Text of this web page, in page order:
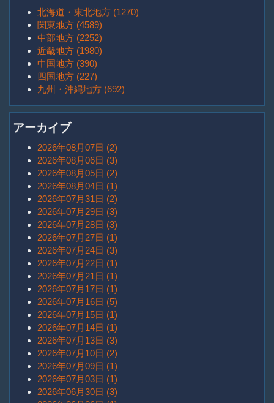
北海道・東北地方 (1270)
関東地方 (4589)
中部地方 (2252)
近畿地方 (1980)
中国地方 (390)
四国地方 (227)
九州・沖縄地方 (692)
アーカイブ
2026年08月07日 (2)
2026年08月06日 (3)
2026年08月05日 (2)
2026年08月04日 (1)
2026年07月31日 (2)
2026年07月29日 (3)
2026年07月28日 (3)
2026年07月27日 (1)
2026年07月24日 (3)
2026年07月22日 (1)
2026年07月21日 (1)
2026年07月17日 (1)
2026年07月16日 (5)
2026年07月15日 (1)
2026年07月14日 (1)
2026年07月13日 (3)
2026年07月10日 (2)
2026年07月09日 (1)
2026年07月03日 (1)
2026年06月30日 (3)